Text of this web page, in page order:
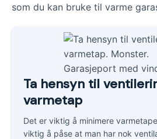
som du kan bruke til varme
Ta hensyn til
varmetap
Det er viktig å minimere
viktig å påse at man har nok